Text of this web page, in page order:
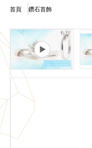
首頁 鑽石首飾